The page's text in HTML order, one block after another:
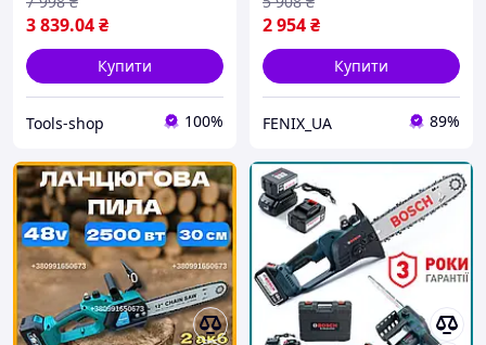
3 839.04₴
Купити
Tools-shop 100%
2 954₴
Купити
FENIX_UA 89%